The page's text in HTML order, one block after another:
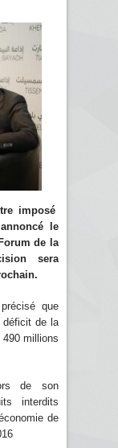
imposé
le
de la
sera
que
déficit de la
millions
de son
interdits
de